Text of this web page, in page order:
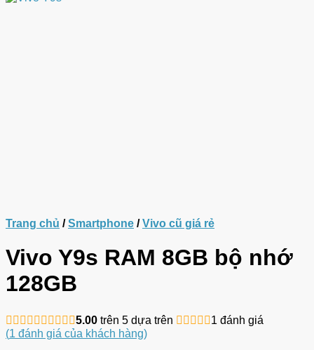
Trang chủ / Smartphone / Vivo cũ giá rẻ
Vivo Y9s RAM 8GB bộ nhớ
128GB
5.00 trên 5 dựa trên 1 đánh giá
(1 đánh giá của khách hàng)